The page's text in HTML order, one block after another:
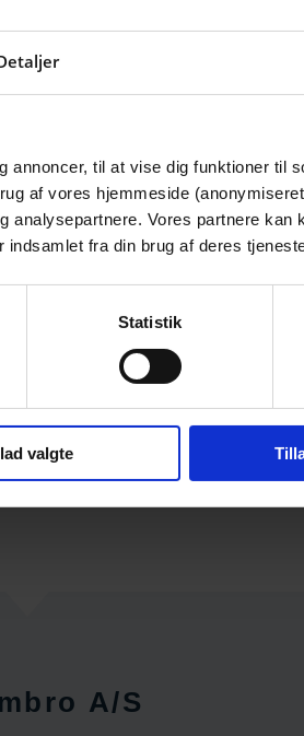
til at vise dig funktioner til
af vores hjemmeside
analysepartnere. Vores partnere kan
fra din brug af deres
Statistik
valgte
gang?
for dig
og overfør indskud
A/S